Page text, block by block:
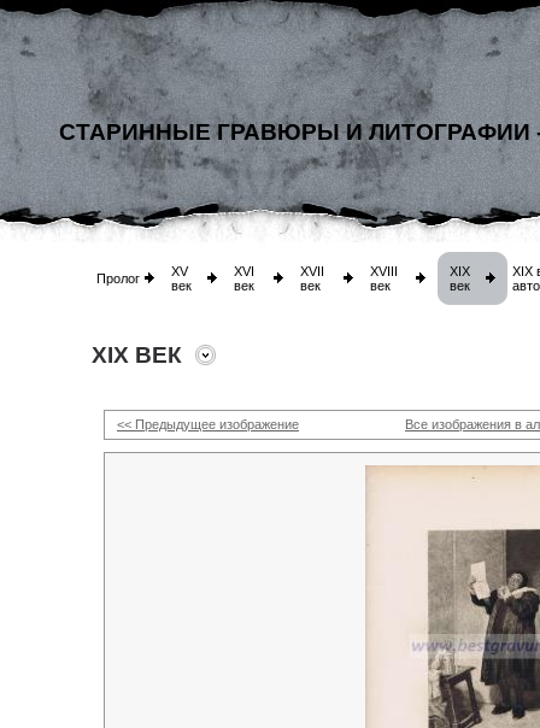
СТАРИННЫЕ ГРАВЮРЫ И ЛИТОГРАФИИ
Пролог
XV
век
XVI
век
XVII
век
XVIII
век
XIX
век
XIX
XIX ВЕК
<< Предыдущее изображение Все изображения в